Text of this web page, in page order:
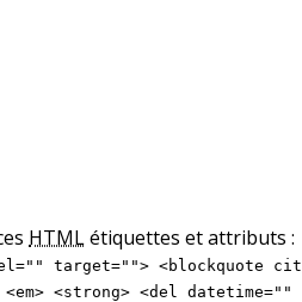
HTMLétiquettes et attributs :
target=""> <blockquote
<em> <strong> <del